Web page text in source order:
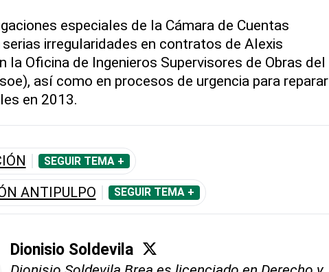
especiales de la Cámara de Cuentas
serias irregularidades en contratos de Alexis
la Oficina de Ingenieros Supervisores de Obras del
así como en procesos de urgencia para reparar
en 2013.
SEGUIR TEMA +
ANTIPULPO SEGUIR TEMA +
Dionisio Soldevila